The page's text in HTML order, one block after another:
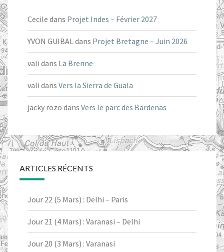
Cecile dans Projet Indes – Février 2027
YVON GUIBALdans Projet Bretagne – Juin 2026
vali dans La Brenne
vali dans Vers la Sierra de Guala
jacky rozo dans Vers le parc des Bardenas
ARTICLES RÉCENTS
Jour 22 (5 Mars) : Delhi – Paris
Jour 21 (4 Mars) : Varanasi – Delhi
Jour 20 (3 Mars) : Varanasi